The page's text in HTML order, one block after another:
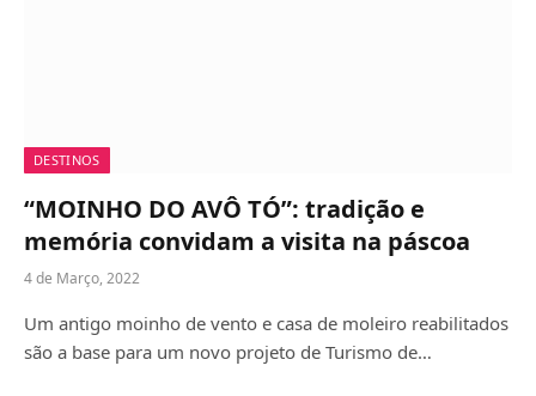
DESTINOS
“MOINHO DO AVÔ TÓ”: tradição e
memória convidam a visita na páscoa
4 de Março, 2022
Um antigo moinho de vento e casa de moleiro reabilitados
são a base para um novo projeto de Turismo de…